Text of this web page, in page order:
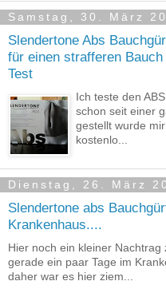
Samstag, 30. März
Slendertone Abs
für einen strafferen Bauch
Test
Ich teste den
schon seit einer
gestellt wurde
kostenlo...
Dienstag, 26. März
Slendertone abs
Krankenhaus....
Hier noch ein kleiner
gerade ein paar Tage im
daher war es hier ziem...